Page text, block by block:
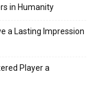
in Humanity
a Lasting Impression
Player a